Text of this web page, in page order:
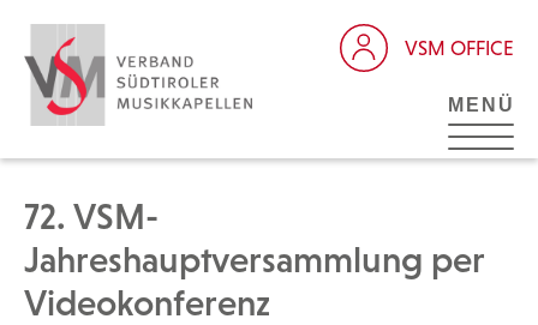
VSM OFFICE
MENÜ
72. VSM-
Jahreshauptversammlung per
Videokonferenz